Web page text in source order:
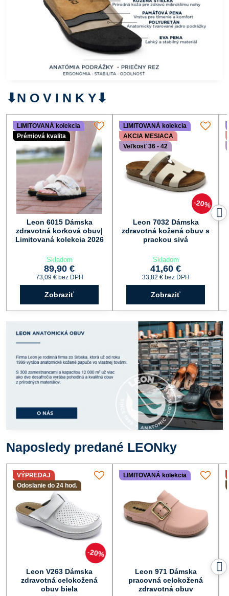
⬇︎N O V I N K Y⬇︎
LIMITOVANÁ kolekcia
Prémiová kvalita
Leon 6015 Dámska
zdravotná korková obuv|
Limitovaná kolekcia 2026
Skladom
89,90 €
73,09 € bez DPH
Zobraziť
20%
LIMITOVANÁ kolekcia
AKCIA MESIACA
Veľkosť 36 - 42
Leon 7032 Dámska
zdravotná kožená obuv s
prackou sivá
Skladom
41,60 €
33,82 € bez DPH
Zobraziť
Naposledy predané LEONky
20%
VÝPREDAJ
Odoslanie do 24 hod.
Leon V263 Dámska
zdravotná celokožená
obuv biela
LIMITOVANÁ kolekcia
Leon 971 Dámska
pracovná celokožená
zdravotná obuv